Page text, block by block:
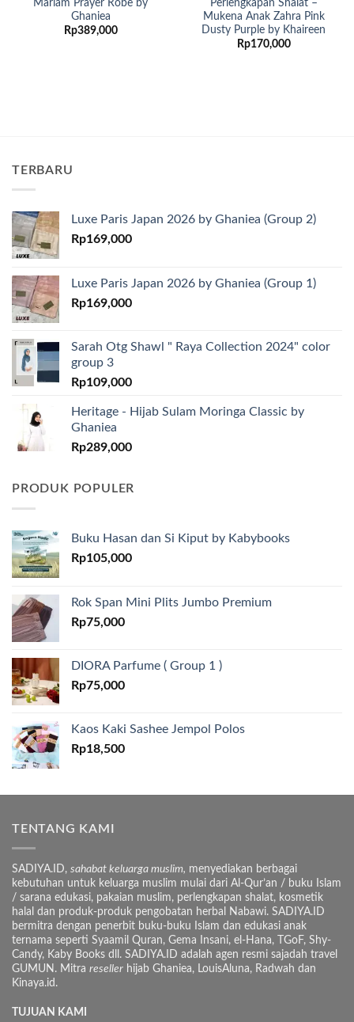
Mariam Prayer Robe by
Ghaniea
Rp389,000
Perlengkapan Shalat –
Mukena Anak Zahra Pink
Dusty Purple by Khaireen
Rp170,000
TERBARU
Luxe Paris Japan 2026 by Ghaniea (Group 2)
Rp169,000
Luxe Paris Japan 2026 by Ghaniea (Group 1)
Rp169,000
Sarah Otg Shawl " Raya Collection 2024" color
group 3
Rp109,000
Heritage - Hijab Sulam Moringa Classic by
Ghaniea
Rp289,000
PRODUK POPULER
Buku Hasan dan Si Kiput by Kabybooks
Rp105,000
Rok Span Mini Plits Jumbo Premium
Rp75,000
DIORA Parfume ( Group 1 )
Rp75,000
Kaos Kaki Sashee Jempol Polos
Rp18,500
TENTANG KAMI
SADIYA.ID, sahabat keluarga muslim, menyediakan berbagai
kebutuhan untuk keluarga muslim mulai dari Al-Qur’an / buku Islam
/ sarana edukasi, pakaian muslim, perlengkapan shalat, kosmetik
halal dan produk-produk pengobatan herbal Nabawi. SADIYA.ID
bermitra dengan penerbit buku-buku Islam dan edukasi anak
ternama seperti Syaamil Quran, Gema Insani, el-Hana, TGoF, Shy-
Candy, Kaby Books dll. SADIYA.ID adalah agen resmi sajadah travel
GUMUN. Mitra reseller hijab Ghaniea, LouisAluna, Radwah dan
Kinaya.id.
TUJUAN KAMI